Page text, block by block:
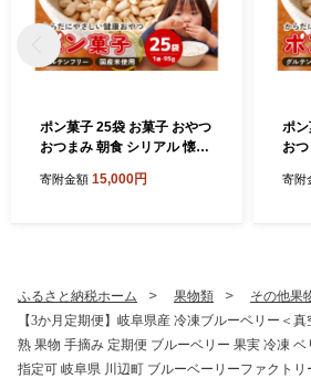
ポン菓子 25袋 お菓子 おやつ
おつまみ 朝食 シリアル 懐か
003
寄附金額 15,000円
ポ
お
011
寄附
ふるさと納税ホーム 果物類
その他果
【3か月定期便】岐阜県産 冷凍ブルーベリー＜
熟 果物 手摘み 定期便 ブルーベリー 果実 冷凍
指定可 岐阜県 川辺町 ブルーベーリーファクトリ